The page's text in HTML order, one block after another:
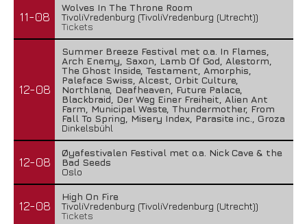
11-08
Wolves In The Throne Room
TivoliVredenburg (TivoliVredenburg (Utrecht))
Tickets
12-08
Summer Breeze Festival met o.a. In Flames,
Arch Enemy, Saxon, Lamb Of God, Alestorm,
The Ghost Inside, Testament, Amorphis,
Paleface Swiss, Alcest, Orbit Culture,
Northlane, Deafheaven, Future Palace,
Blackbraid, Der Weg Einer Freiheit, Alien Ant
Farm, Municipal Waste, Thundermother, From
Fall To Spring, Misery Index, Parasite inc., Groza
Dinkelsbühl
12-08
Øyafestivalen Festival met o.a. Nick Cave & the
Bad Seeds
Oslo
12-08
High On Fire
TivoliVredenburg (TivoliVredenburg (Utrecht))
Tickets